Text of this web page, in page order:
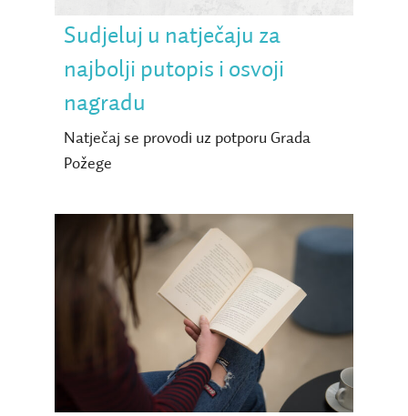
Sudjeluj u natječaju za
najbolji putopis i osvoji
nagradu
Natječaj se provodi uz potporu Grada
Požege
Postani
voditelj/voditeljica
čitateljskog kluba u
Gradskoj knjižnici Požega